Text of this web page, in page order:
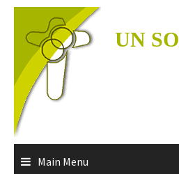
Skip
content
UN
Main Menu